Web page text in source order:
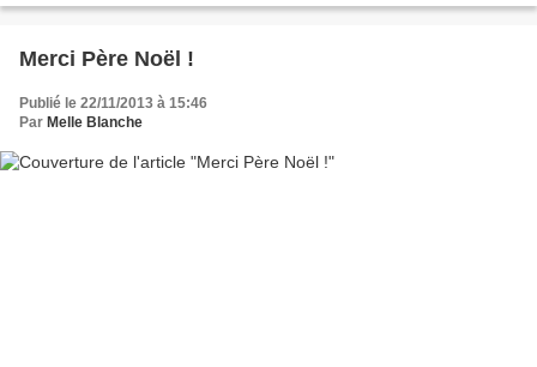
Merci Père Noël !
Publié le 22/11/2013 à 15:46
Par Melle Blanche